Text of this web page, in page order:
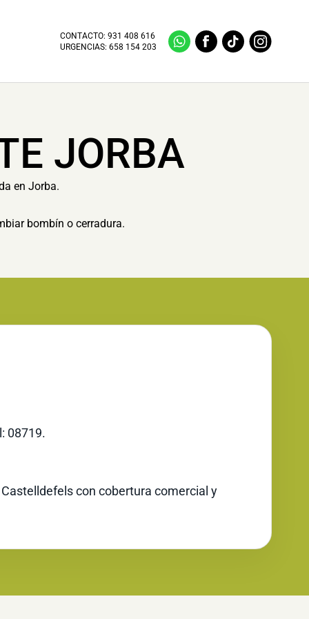
CONTACTO:931 408 616
URGENCIAS:658 154 203
JORBA
en Jorba.
bombín o cerradura.
08719.
con cobertura comercial y